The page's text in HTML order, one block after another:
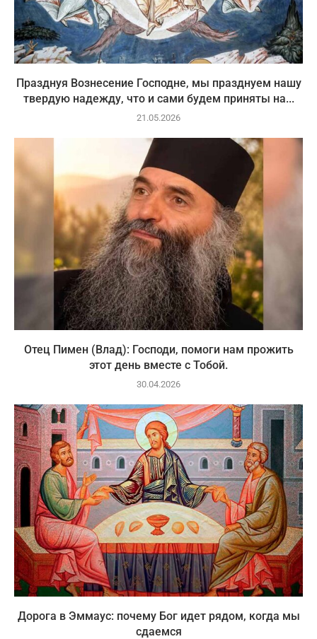
Празднуя Вознесение Господне, мы празднуем нашу
твердую надежду, что и сами будем приняты на...
21.05.2026
Отец Пимен (Влад): Господи, помоги нам прожить
этот день вместе с Тобой.
30.04.2026
Дорога в Эммаус: почему Бог идет рядом, когда мы
сдаемся